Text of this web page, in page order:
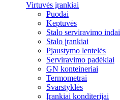
Virtuvės įrankiai
Puodai
Keptuvės
Stalo serviravimo indai
Stalo įrankiai
Pjaustymo lentelės
Serviravimo padėklai
GN konteineriai
Termometrai
Svarstyklės
Įrankiai konditerijai